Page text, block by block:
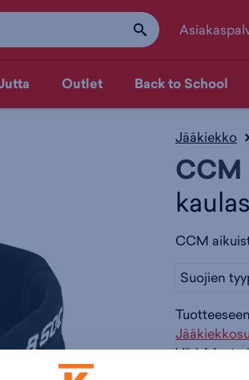
Outlet Back to School
Jääkiekko
CCM
CCM
Suojien
Väri:Musta(